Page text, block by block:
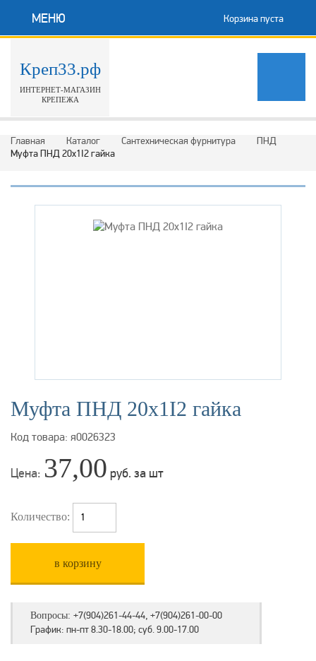
МЕНЮ Корзина пуста
Креп33.рф
ИНТЕРНЕТ-МАГАЗИН
КРЕПЕЖА
Главная Каталог Сантехническая фурнитура
ПНД
Муфта ПНД 20х1I2 гайка
Муфта ПНД 20х1I2 гайка
Код товара: я0026323
Цена: 37,00 руб. за шт
Количество:
в корзину
Вопросы: +7(904)261-44-44, +7(904)261-00-00
График: пн-пт 8.30-18.00; суб. 9.00-17.00